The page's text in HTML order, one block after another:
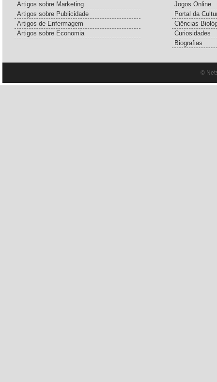
Artigos sobre Marketing
Artigos sobre Publicidade
Artigos de Enfermagem
Artigos sobre Economia
Jogos Online
Portal da
Ciências
Curiosidades
Biografias
©